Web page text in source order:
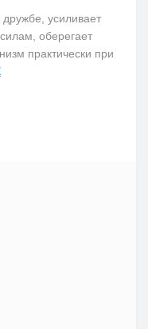
усиливает
оберегает
практически при